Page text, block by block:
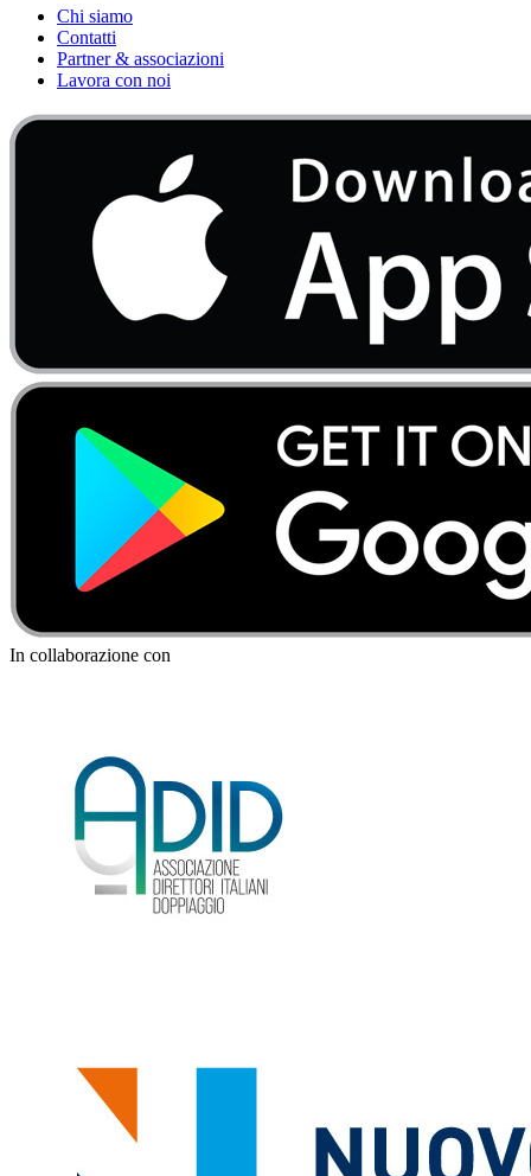
Chi siamo
Contatti
Partner & associazioni
Lavora con noi
In collaborazione con